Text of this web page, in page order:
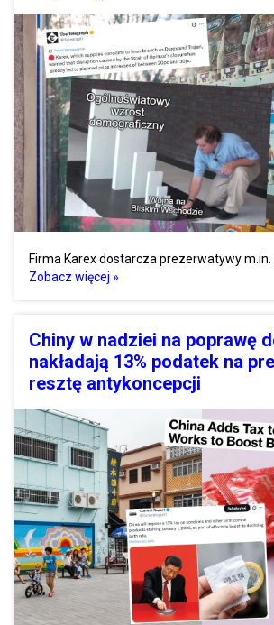
Firma Karex dostarcza prezerwatywy m.in.
Zobacz więcej »
Chiny w nadziei na poprawę
nakładają 13% podatek na
resztę antykoncepcji